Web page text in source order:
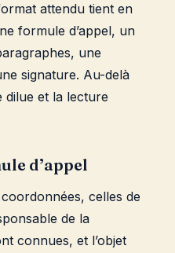
attendu tient en
formule d’appel, un
une
signature. Au-delà
dilue et la lecture
d’appel
celles de
de la
connues, et l’objet